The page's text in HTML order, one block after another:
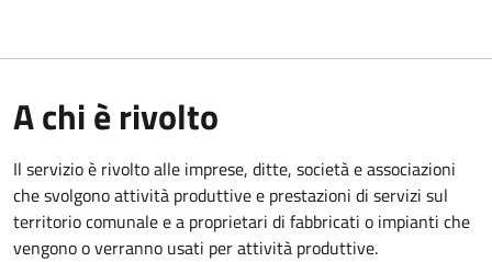
A chi è rivolto
Il servizio è rivolto alle imprese, ditte, società e associazioni
che svolgono attività produttive e prestazioni di servizi sul
territorio comunale e a proprietari di fabbricati o impianti che
vengono o verranno usati per attività produttive.